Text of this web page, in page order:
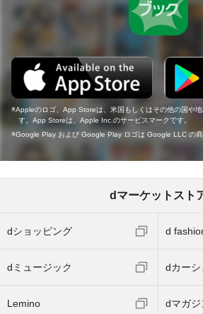
Appleのロゴ、App Storeは、米国もしくはその他の国や
す。App Storeは、Apple Inc.のサービスマークです。
Google Play および Google Play ロゴは Google LLC の商
dマーケットスト
dショッピング d
dミュージック dカーシ
Lemino dマガジ